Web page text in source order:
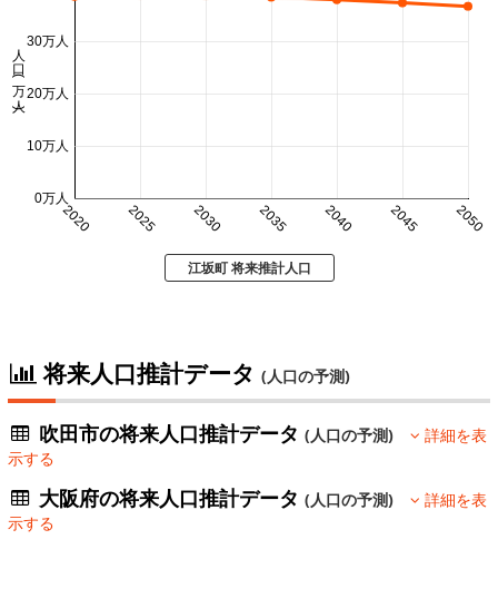
2020 2025 2030 2035 2040 2045 2050
0万人
10万人
20万人
30万人
人口 (万人)
江坂町 将来推計人口
将来人口推計データ (人口の予測)
吹田市の将来人口推計データ(人口の予測)
詳細を表
示する
大阪府の将来人口推計データ(人口の予測)
詳細を表
示する